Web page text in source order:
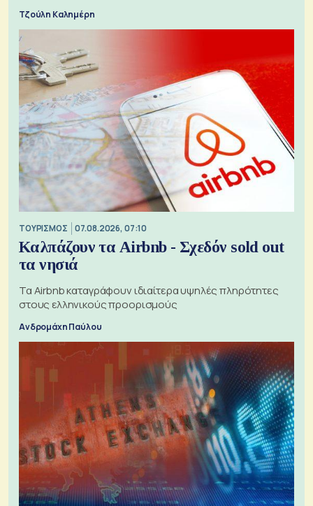
Τζούλη Καλημέρη
ΤΟΥΡΙΣΜΟΣ 07.08.2026, 07:10
Καλπάζουν τα Airbnb - Σχεδόν sold out
τα νησιά
Τα Airbnb καταγράφουν ιδιαίτερα υψηλές πληρότητες
στους ελληνικούς προορισμούς
Ανδρομάχη Παύλου